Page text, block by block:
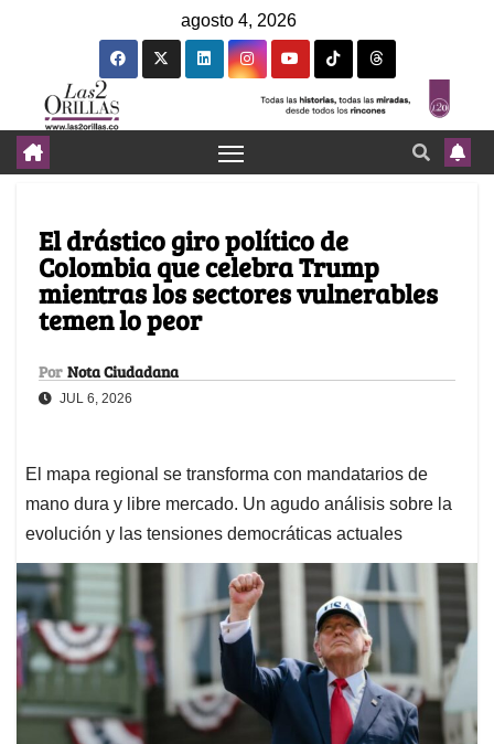
agosto 4, 2026
El drástico giro político de
Colombia que celebra Trump
mientras los sectores vulnerables
temen lo peor
Por Nota Ciudadana
JUL 6, 2026
El mapa regional se transforma con mandatarios de
mano dura y libre mercado. Un agudo análisis sobre la
evolución y las tensiones democráticas actuales